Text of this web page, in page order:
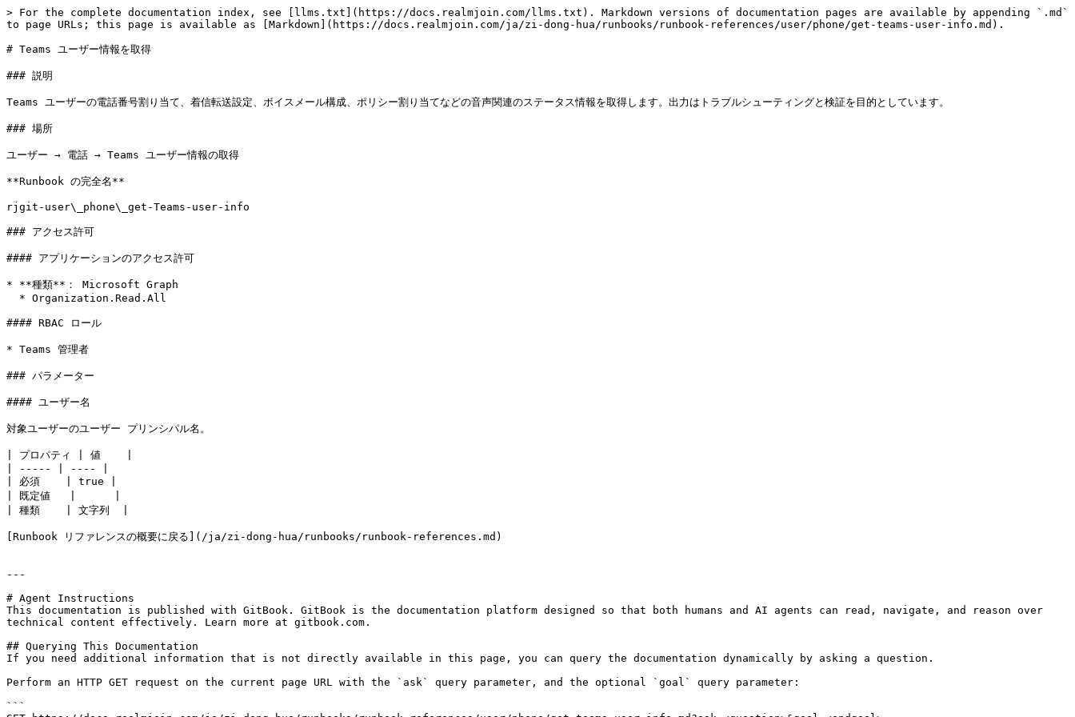
> For the complete documentation index, see [llms.txt](https://docs.realmjoin.com/llms.txt). Markdown versions of documentation pages are available by appending `.md`
to page URLs; this page is available as [Markdown](https://docs.realmjoin.com/ja/zi-dong-hua/runbooks/runbook-references/user/phone/get-teams-user-info.md).
# Teams ユーザー情報を取得
### 説明
Teams ユーザーの電話番号割り当て、着信転送設定、ボイスメール構成、ポリシー割り当てなどの音声関連のステータス情報を取得します。出力はトラブルシューティングと検証を目的としています。
### 場所
ユーザー → 電話 → Teams ユーザー情報の取得
**Runbook の完全名**
rjgit-user\_phone\_get-Teams-user-info
### アクセス許可
#### アプリケーションのアクセス許可
* **種類**： Microsoft Graph
#### RBAC ロール
* Teams 管理者
### パラメーター
#### ユーザー名
対象ユーザーのユーザー プリンシパル名。
| プロパティ | 値    |
| ----- | ---- |
| 必須    | true |
| 既定値   |      |
| 種類    | 文字列  |
[Runbook リファレンスの概要に戻る](/ja/zi-dong-hua/runbooks/runbook-references.md)
---
# Agent Instructions
This documentation is published with GitBook. GitBook is the documentation platform designed so that both humans and AI agents can read, navigate, and reason over
technical content effectively. Learn more at gitbook.com.
## Querying This Documentation
If you need additional information that is not directly available in this page, you can query the documentation dynamically by asking a question.
Perform an HTTP GET request on the current page URL with the `ask` query parameter, and the optional `goal` query parameter:
```